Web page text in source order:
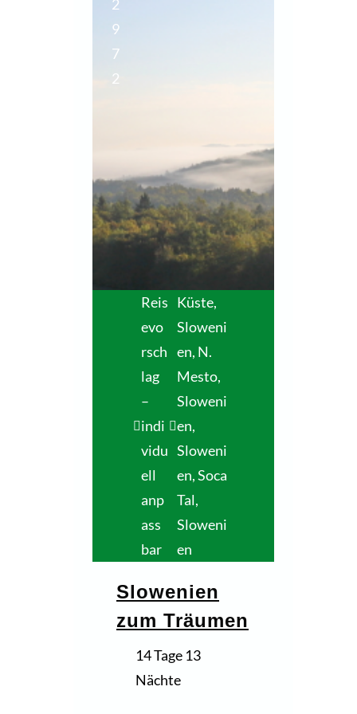
2
9
7
2
Reis
evo
rsch
lag
–
indi
vidu
ell
anp
ass
bar
Küste,
Sloweni
en, N.
Mesto,
Sloweni
en,
Sloweni
en,Soca
Tal,
Sloweni
en
Slowenien
zum Träumen
14 Tage 13
Nächte